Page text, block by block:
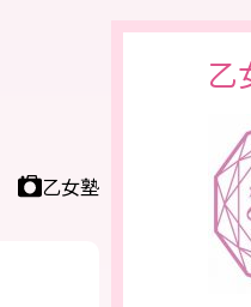
乙女塾
乙